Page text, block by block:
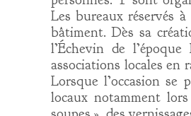
Les bureaux réservés
bâtiment. Dès sa
l’Échevin de
associations locales en
Lorsque l’occasion se
locaux notamment